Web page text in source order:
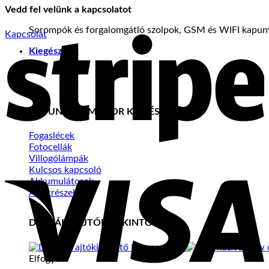
Sorompók és forgalomgátló szolpok, GSM és WIFI
Kiegészítők
KAPUNYITÓ MOTOR KIEGÉSZÍTŐK
Fogaslécek
Fotocellák
Villogólámpák
Kulcsos kapcsoló
Akkumulátorok
Alkatrészek
DIGITÁLIS AJTÓKITEKINTŐ
Elfogyott
Vedd fel velünk a kapcsolatot
Kapcsolat